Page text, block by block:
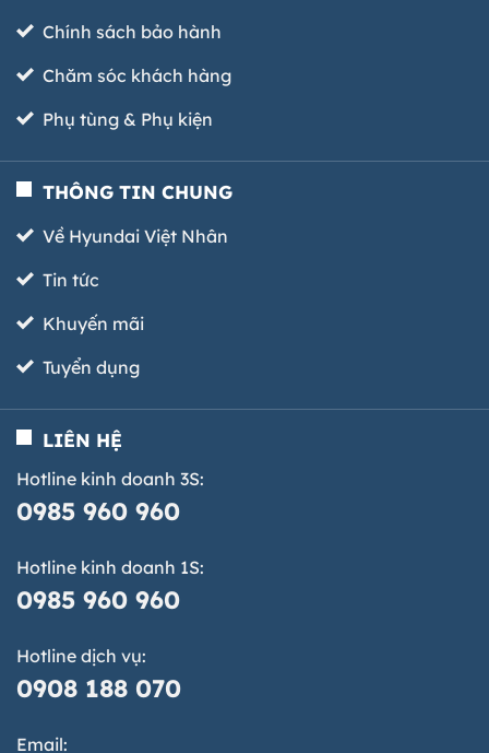
Chính sách bảo hành
Chăm sóc khách hàng
Phụ tùng & Phụ kiện
THÔNG TIN CHUNG
Về Hyundai Việt Nhân
Tin tức
Khuyến mãi
Tuyển dụng
LIÊN HỆ
Hotline kinh doanh 3S:
0985 960 960
Hotline kinh doanh 1S:
0985 960 960
Hotline dịch vụ:
0908 188 070
Email: